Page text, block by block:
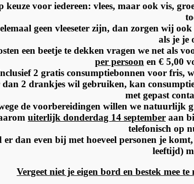
keuze voor iedereen: vlees, maar ook vis,
geen vleeseter zijn, dan zorgen wij
als je je
een beetje te dekken vragen we net als
per persoon en € 5,00
2 gratis consumptiebonnen voor fris,
dan 2 drankjes wil gebruiken, kan
met gepast
de voorbereidingen willen we natuurlijk
uiterlijk donderdag 14 septemberaan
telefonisch op
er dan even bij met hoeveel personen je
leeftijd)
Vergeet niet je eigen bord en bestek mee